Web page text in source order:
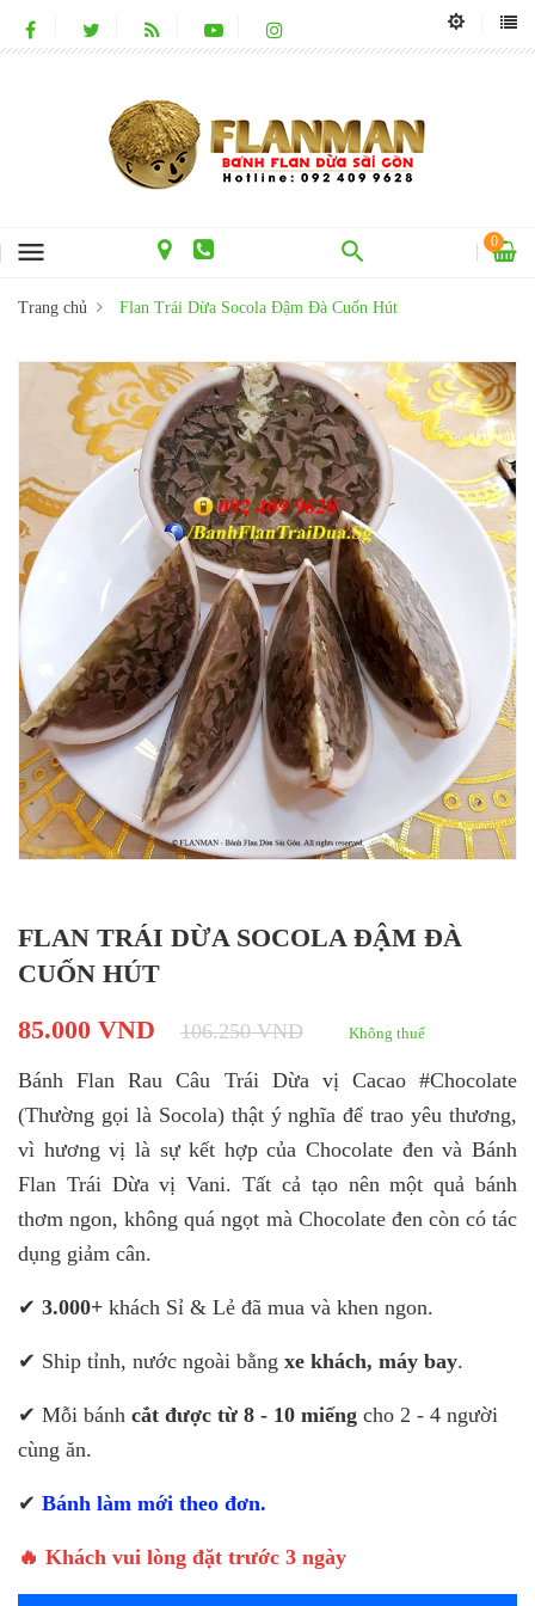
menu 0
Trang chủ Flan Trái Dừa Socola Đậm Đà Cuốn Hút
FLAN TRÁI DỪA SOCOLA ĐẬM ĐÀ
CUỐN HÚT
85.000 VND
106.250 VND Không thuế
Bánh Flan Rau Câu Trái Dừa vị Cacao #Chocolate
(Thường gọi là Socola) thật ý nghĩa để trao yêu thương,
vì hương vị là sự kết hợp của Chocolate đen và Bánh
Flan Trái Dừa vị Vani. Tất cả tạo nên một quả bánh
thơm ngon, không quá ngọt mà Chocolate đen còn có tác
dụng giảm cân.
✔ 3.000+ khách Sỉ & Lẻ đã mua và khen ngon.
✔ Ship tỉnh, nước ngoài bằng xe khách, máy bay.
✔ Mỗi bánh cắt được từ 8 - 10 miếng cho 2 - 4 người
cùng ăn.
✔ Bánh làm mới theo đơn.
🔥 Khách vui lòng đặt trước 3 ngày